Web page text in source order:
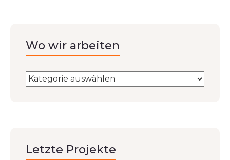
Wo wir arbeiten
Letzte Projekte